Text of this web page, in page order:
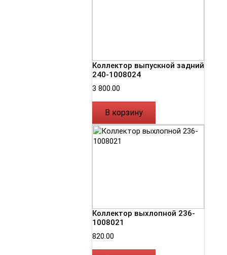
Коллектор выпускной задний
240-1008024
3 800.00
В корзину
Коллектор выхлопной 236-
1008021
820.00